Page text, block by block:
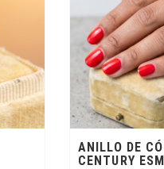
ANILLO DE
CENTURY